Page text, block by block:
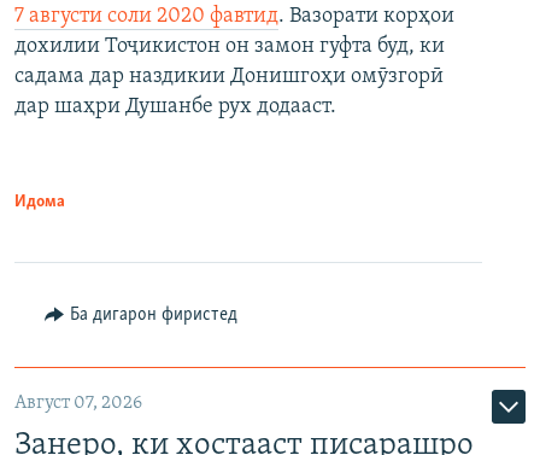
7 августи соли 2020 фавтид. Вазорати корҳои
дохилии Тоҷикистон он замон гуфта буд, ки
садама дар наздикии Донишгоҳи омӯзгорӣ
дар шаҳри Душанбе рух додааст.
Идома
Ба дигарон фиристед
Август 07, 2026
Занеро, ки хостааст писарашро